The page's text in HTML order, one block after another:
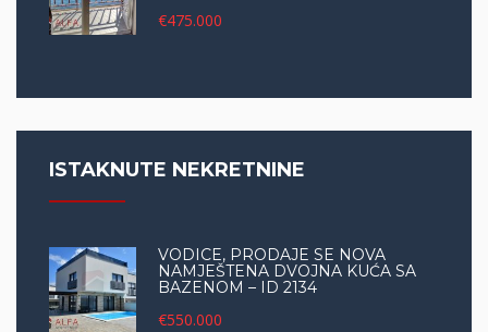
€475.000
ISTAKNUTE NEKRETNINE
VODICE, PRODAJE SE NOVA
NAMJEŠTENA DVOJNA KUĆA SA
BAZENOM – ID 2134
€550.000